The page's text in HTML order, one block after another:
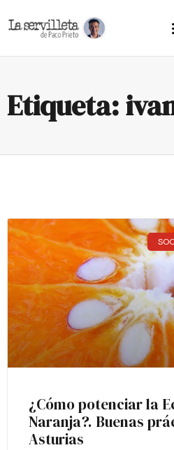
Etiqueta:
¿Cómo potenciar la
Naranja?. Buenas
Asturias